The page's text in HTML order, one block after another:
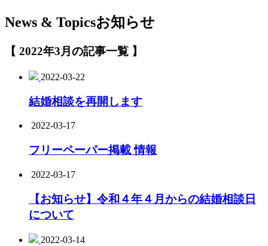
News & Topicsお知らせ
【 2022年3月の記事一覧 】
2022-03-22
結婚相談を再開します
2022-03-17
フリーペーパー掲載 情報
2022-03-17
【お知らせ】令和４年４月からの結婚相談日
について
2022-03-14